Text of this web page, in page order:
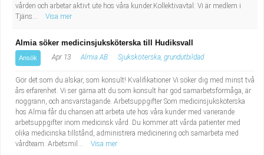
vården och arbetar aktivt ute hos våra kunder.Kollektivavtal: Vi är medlem i
Tjäns...
Visa mer
Almia söker medicinsjuksköterska till Hudiksvall
Ansök Apr 13 Almia AB Sjuksköterska, grundutbildad
Gör det som du älskar, som konsult! Kvalifikationer Vi söker dig med minst två
års erfarenhet. Vi ser gärna att du som konsult har god samarbetsförmåga, är
noggrann, och ansvarstagande. Arbetsuppgifter Som medicinsjuksköterska
hos Almia får du chansen att arbeta ute hos våra kunder med varierande
arbetsuppgifter inom medicinsk vård. Du kommer att vårda patienter med
olika medicinska tillstånd, administrera medicinering och samarbeta med
vårdteam. Arbetsmil...
Visa mer